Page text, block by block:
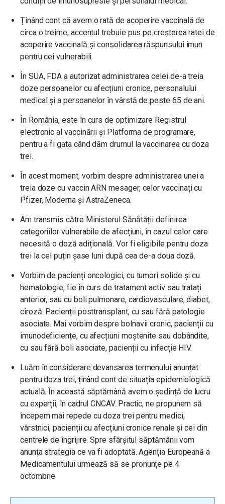
Ținând cont că avem o rată de acoperire vaccinală de
circa o treime, accentul trebuie pus pe creșterea ratei de
acoperire vaccinală și consolidarea răspunsului imun
pentru cei vulnerabili.
În SUA, FDA a autorizat administrarea celei de-a treia
doze persoanelor cu afecțiuni cronice, personalului
medical și a persoanelor în vârstă de peste 65 de ani.
În România, este în curs de optimizare Registrul
electronic al vaccinării și Platforma de programare,
pentru a fi gata când dăm drumul la vaccinarea cu doza
trei.
În acest moment, vorbim despre administrarea unei a
treia doze cu vaccin ARN mesager, celor vaccinați cu
Pfizer, Moderna și AstraZeneca.
Am transmis către Ministerul Sănătății definirea
categoriilor vulnerabile de afecțiuni, în cazul celor care
necesită o doză adițională. Vor fi eligibile pentru doza
trei la cel puțin șase luni după cea de-a doua doză.
Vorbim de pacienți oncologici, cu tumori solide și cu
hematologie, fie în curs de tratament activ sau tratați
anterior, sau cu boli pulmonare, cardiovasculare, diabet,
ciroză. Pacienții posttransplant, cu sau fără patologie
asociate. Mai vorbim despre bolnavii cronic, pacienții cu
imunodeficiențe, cu afecțiuni moștenite sau dobândite,
cu sau fără boli asociate, pacienții cu infecție HIV.
Luăm în considerare devansarea termenului anunțat
pentru doza trei, ținând cont de situația epidemiologică
actuală. În această săptămână avem o ședință de lucru
cu experții, în cadrul CNCAV. Practic, ne propunem să
începem mai repede cu doza trei pentru medici,
vârstnici, pacienții cu afecțiuni cronice renale și cei din
centrele de îngrijire. Spre sfârșitul săptămânii vom
anunța strategia ce va fi adoptată. Agenția Europeană a
Medicamentului urmează să se pronunțe pe 4
octombrie